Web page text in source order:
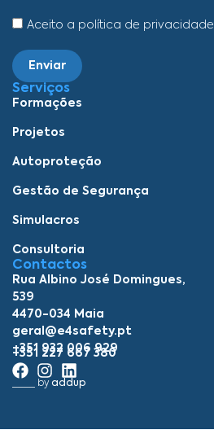
Aceito a política de privacidade
Enviar
Serviços
Formações
Projetos
Autoproteção
Gestão de Segurança
Simulacros
Consultoria
Contactos
Rua Albino José Domingues,
539
4470-034 Maia
geral@e4safety.pt
+351 932 006 929
+351 227 667 380
____ by addup